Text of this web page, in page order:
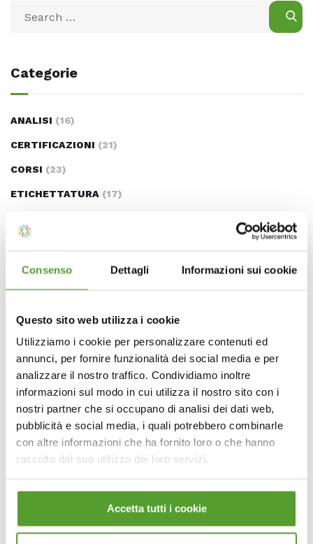
Consenso Dettagli Informazioni sui cookie
Questo sito web utilizza i cookie
Utilizziamo i cookie per personalizzare contenuti ed
annunci, per fornire funzionalità dei social media e per
analizzare il nostro traffico. Condividiamo inoltre
informazioni sul modo in cui utilizza il nostro sito con i
nostri partner che si occupano di analisi dei dati web,
pubblicità e social media, i quali potrebbero combinarle
con altre informazioni che ha fornito loro o che hanno
raccolto dal suo utilizzo dei loro servizi.
Accetta tutti i cookie
Categorie
ANALISI (16)
CERTIFICAZIONI (21)
CORSI (23)
ETICHETTATURA (17)
NOVITÀ (69)
Ultime News
Nuovo Accordo Stato Regioni 2026:
formazione obbligatoria, sanzioni e corsi
finanziati per le aziende
Formazione obbligatoria D.lgs. 81/08:
obblighi, figure e sanzioni
gestirle in azienda